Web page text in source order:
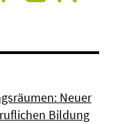
Neuer
Bildung